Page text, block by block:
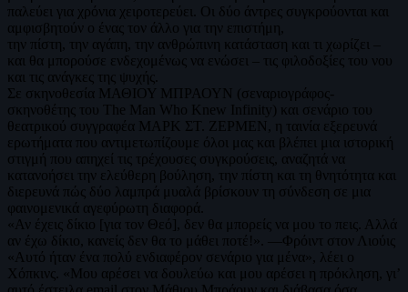
παλεύει για χρόνια χειροτερεύει. Οι δύο άντρες συγκρούονται και
αμφισβητούν ο ένας τον άλλο για την επιστήμη,
την πίστη, την αγάπη, την ανθρώπινη κατάσταση και τι χωρίζει –
και θα μπορούσε ενδεχομένως να ενώσει – τις φιλοδοξίες του νου
και τις ανάγκες της ψυχής.
Σε σκηνοθεσία ΜΑΘΙΟΥ ΜΠΡΑΟΥΝ (σεναριογράφος-
σκηνοθέτης του The Man Who Knew Infinity) και σενάριο του
θεατρικού συγγραφέα ΜΑΡΚ ΣΤ. ΖΕΡΜΕΝ, η ταινία εξερευνά
ερωτήματα που αντιμετωπίζουμε όλοι μας και βλέπει μια ιστορική
στιγμή που απηχεί τις τρέχουσες συγκρούσεις, αναζητά να
κατανοήσει την ελεύθερη βούληση, την πίστη και τη θνητότητα και
διερευνά πώς δύο λαμπρά μυαλά βρίσκουν τη σύνδεση σε μια
φαινομενικά αγεφύρωτη διαφορά.
«Αν έχεις δίκιο [για τον Θεό], δεν θα μπορείς να μου το πεις. Αλλά
αν έχω δίκιο, κανείς δεν θα το μάθει ποτέ!». —Φρόιντ στον Λιούις
«Αυτό ήταν ένα πολύ ενδιαφέρον σενάριο για μένα», λέει ο
Χόπκινς. «Μου αρέσει να δουλεύω και μου αρέσει η πρόκληση, γι’